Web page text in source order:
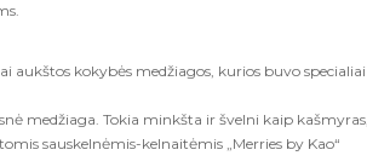
aukštos kokybės medžiagos, kurios buvo
medžiaga. Tokia minkšta ir švelni kaip
sauskelnėmis-kelnaitėmis „Merries by Kao“